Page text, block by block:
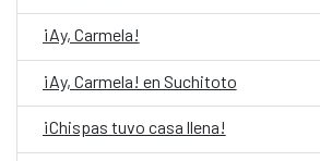
¡Ay, Carmela!
¡Ay, Carmela! en Suchitoto
¡Chispas tuvo casa llena!